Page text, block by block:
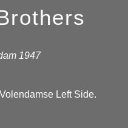
1947
Left Side.